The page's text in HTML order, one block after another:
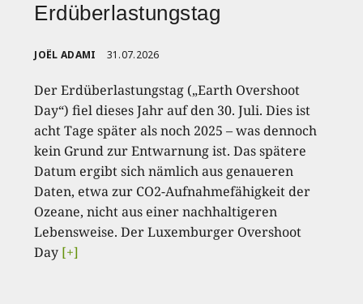
Erdüberlastungstag
JOËL ADAMI 31.07.2026
Der Erdüberlastungstag („Earth Overshoot
Day“) fiel dieses Jahr auf den 30. Juli. Dies ist
acht Tage später als noch 2025 – was dennoch
kein Grund zur Entwarnung ist. Das spätere
Datum ergibt sich nämlich aus genaueren
Daten, etwa zur CO2-Aufnahmefähigkeit der
Ozeane, nicht aus einer nachhaltigeren
Lebensweise. Der Luxemburger Overshoot
Day [+]